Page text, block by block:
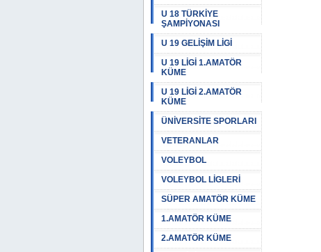
U 18 TÜRKİYE
ŞAMPİYONASI
U 19 GELİŞİM LİGİ
U 19 LİGİ 1.AMATÖR
KÜME
U 19 LİGİ 2.AMATÖR
KÜME
ÜNİVERSİTE SPORLARI
VETERANLAR
VOLEYBOL
VOLEYBOL LİGLERİ
SÜPER AMATÖR KÜME
1.AMATÖR KÜME
2.AMATÖR KÜME